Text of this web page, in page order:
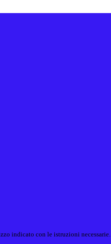
indicato con le istruzioni necessarie.